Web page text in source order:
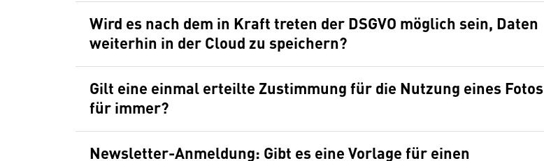
Wird es nach dem in Kraft treten der DSGVO möglich sein, Daten
weiterhin in der Cloud zu speichern?
Gilt eine einmal erteilte Zustimmung für die Nutzung eines Fotos
für immer?
Newsletter-Anmeldung: Gibt es eine Vorlage für einen